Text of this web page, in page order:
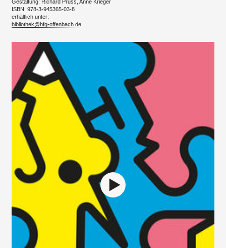
Gestaltung: Richard Pruss, Anne Krieger
ISBN: 978-3-945365-03-8
erhältlich unter:
bibliothek@hfg-offenbach.de